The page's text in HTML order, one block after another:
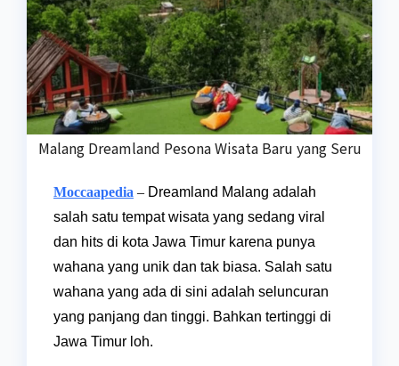
Malang Dreamland Pesona Wisata Baru yang Seru
Moccaapedia – Dreamland Malang adalah
salah satu tempat wisata yang sedang viral
dan hits di kota Jawa Timur karena punya
wahana yang unik dan tak biasa. Salah satu
wahana yang ada di sini adalah seluncuran
yang panjang dan tinggi. Bahkan tertinggi di
Jawa Timur loh.